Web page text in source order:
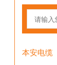
本安电缆